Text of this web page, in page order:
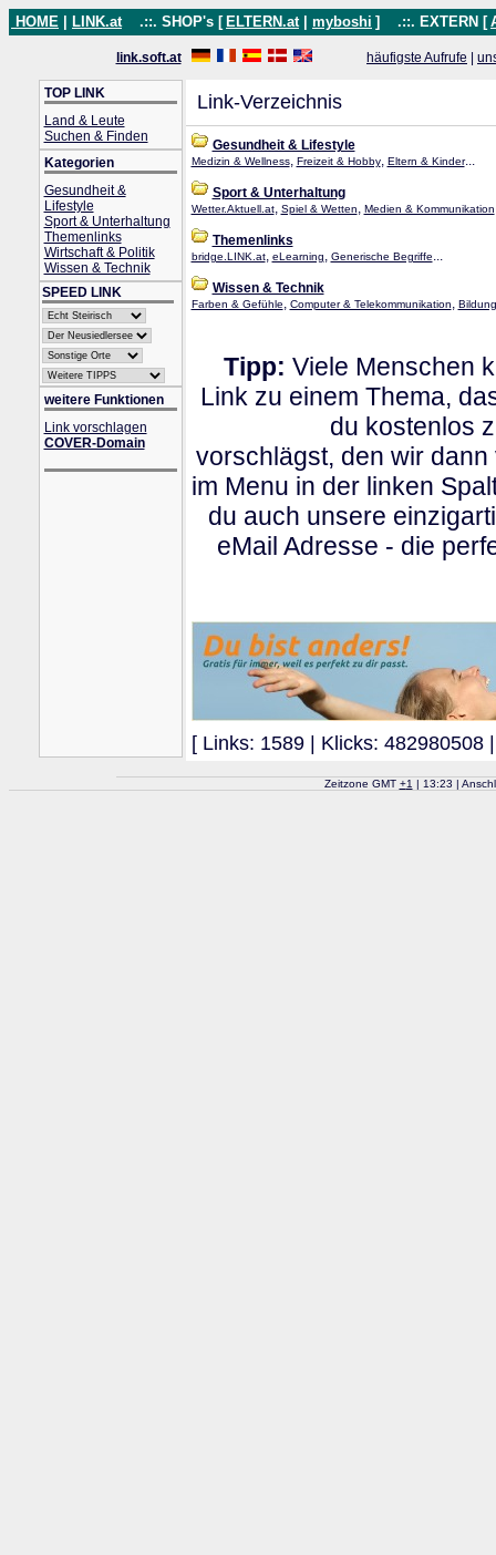
HOME LINK.at .::. SHOP's [ ELTERN.at myboshi ] .::. EXTERN [
link.soft.at häufigste Aufrufe
TOP LINK
Land & Leute
Suchen & Finden
Kategorien
Gesundheit &
Lifestyle
Sport & Unterhaltung
Themenlinks
Wirtschaft & Politik
Wissen & Technik
SPEED LINK
weitere Funktionen
Link vorschlagen
COVER-Domain
Link-Verzeichnis
Gesundheit & Lifestyle
Medizin & Wellness, Freizeit & Hobby, Eltern & Kinder...
Sport & Unterhaltung
Wetter.Aktuell.at, Spiel & Wetten, Medien & Kommunikation
Themenlinks
bridge.LINK.at, eLearning, Generische Begriffe...
Wissen & Technik
Farben & Gefühle, Computer & Telekommunikation,
Tipp: Viele Menschen
Link zu einem Thema,
du kostenlos
vorschlägst, den wir
im Menu in der linken
du auch unsere
eMail Adresse - die
[ Links: 1589 | Klicks: 482980508
Zeitzone GMT +1 | 13:23 |